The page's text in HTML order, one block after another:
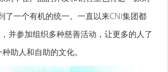
了一个有机的统一。一直以来CNI集团都
并参加组织多种慈善活动，让更多的人了
助人和自助的文化。